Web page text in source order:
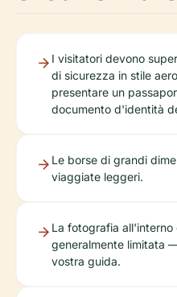
I visitatori devono
di sicurezza in stile
presentare un
documento d'identità
Le borse di grandi
viaggiate leggeri.
La fotografia all'interno
generalmente limitata
vostra guida.